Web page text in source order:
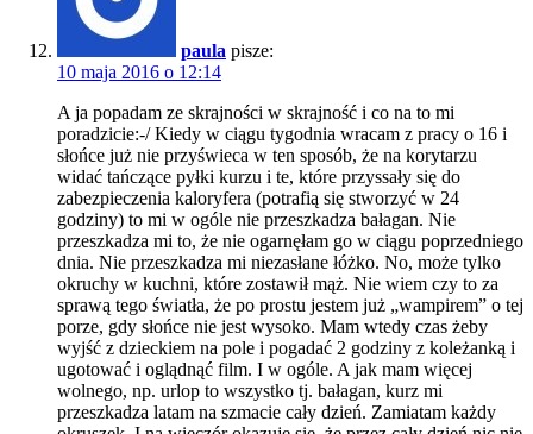
paula pisze:
10 maja 2016 o 12:14
A ja popadam ze skrajności w skrajność i co na to mi
poradzicie:-/ Kiedy w ciągu tygodnia wracam z pracy o 16 i
słońce już nie przyświeca w ten sposób, że na korytarzu
widać tańczące pyłki kurzu i te, które przyssały się do
zabezpieczenia kaloryfera (potrafią się stworzyć w 24
godziny) to mi w ogóle nie przeszkadza bałagan. Nie
przeszkadza mi to, że nie ogarnęłam go w ciągu poprzedniego
dnia. Nie przeszkadza mi niezasłane łóżko. No, może tylko
okruchy w kuchni, które zostawił mąż. Nie wiem czy to za
sprawą tego światła, że po prostu jestem już „wampirem” o tej
porze, gdy słońce nie jest wysoko. Mam wtedy czas żeby
wyjść z dzieckiem na pole i pogadać 2 godziny z koleżanką i
ugotować i oglądnąć film. I w ogóle. A jak mam więcej
wolnego, np. urlop to wszystko tj. bałagan, kurz mi
przeszkadza latam na szmacie cały dzień. Zamiatam każdy